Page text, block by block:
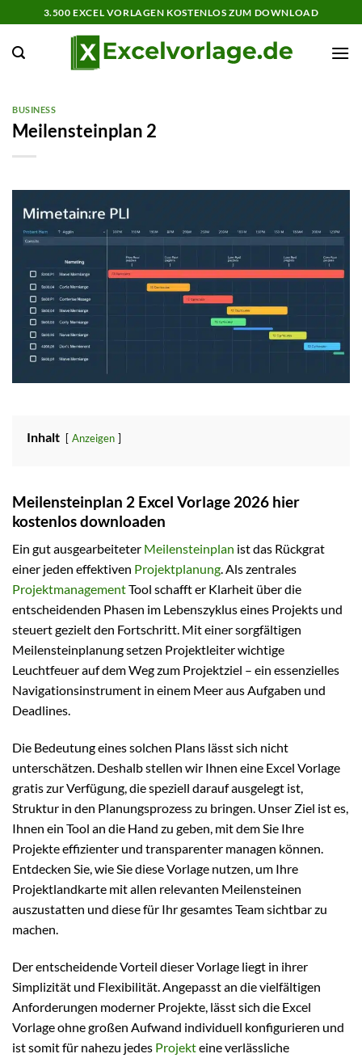
Inhalt
springen
3.500 EXCEL VORLAGEN KOSTENLOS ZUM DOWNLOAD
BUSINESS
Meilensteinplan 2
Inhalt Anzeigen
Meilensteinplan 2 Excel Vorlage 2026 hier
kostenlos downloaden
Ein gut ausgearbeiteter Meilensteinplan ist das Rückgrat
einer jeden effektiven Projektplanung. Als zentrales
ProjektmanagementTool schafft er Klarheit über die
entscheidenden Phasen im Lebenszyklus eines Projekts und
steuert gezielt den Fortschritt. Mit einer sorgfältigen
Meilensteinplanung setzen Projektleiter wichtige
Leuchtfeuer auf dem Weg zum Projektziel – ein essenzielles
Navigationsinstrument in einem Meer aus Aufgaben und
Deadlines.
Die Bedeutung eines solchen Plans lässt sich nicht
unterschätzen. Deshalb stellen wir Ihnen eine Excel Vorlage
gratis zur Verfügung, die speziell darauf ausgelegt ist,
Struktur in den Planungsprozess zu bringen. Unser Ziel ist es,
Ihnen ein Tool an die Hand zu geben, mit dem Sie Ihre
Projekte effizienter und transparenter managen können.
Entdecken Sie, wie Sie diese Vorlage nutzen, um Ihre
Projektlandkarte mit allen relevanten Meilensteinen
auszustatten und diese für Ihr gesamtes Team sichtbar zu
machen.
Der entscheidende Vorteil dieser Vorlage liegt in ihrer
Simplizität und Flexibilität. Angepasst an die vielfältigen
Anforderungen moderner Projekte, lässt sich die Excel
Vorlage ohne großen Aufwand individuell konfigurieren und
ist somit für nahezu jedes Projekteine verlässliche